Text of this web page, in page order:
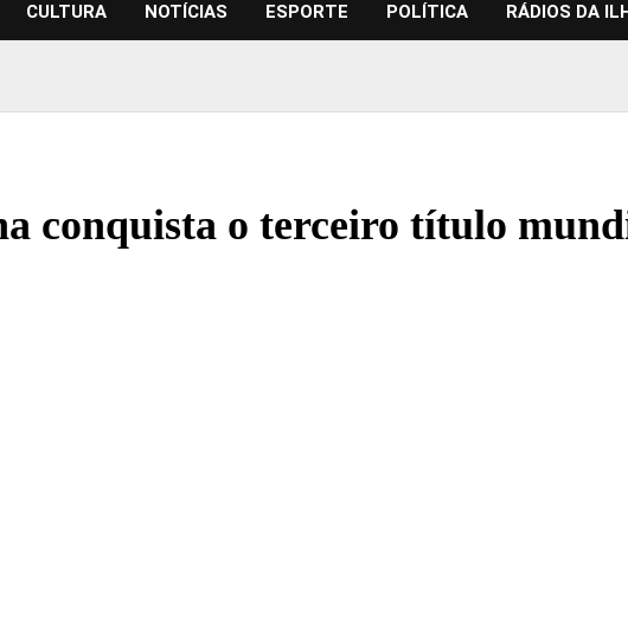
CULTURA NOTÍCIAS ESPORTE POLÍTICA RÁDIOS DA
conquista o terceiro título